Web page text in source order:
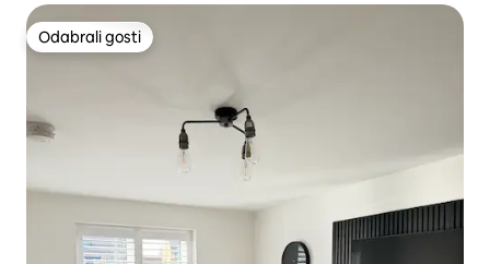
Odabrali gosti
Odabrali gosti